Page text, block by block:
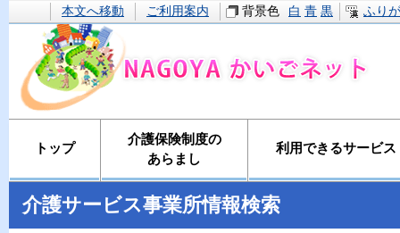
本文へ移動 ご利用案内 背景色 白 青 黒 ふり
トップ
介護保険制度の
あらまし
利用できるサービス
介護サービス事業所情報検索